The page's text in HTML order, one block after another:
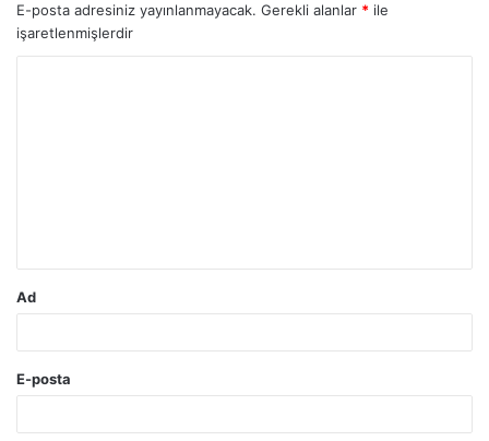
E-posta adresiniz yayınlanmayacak. Gerekli alanlar * ile
işaretlenmişlerdir
Ad
E-posta